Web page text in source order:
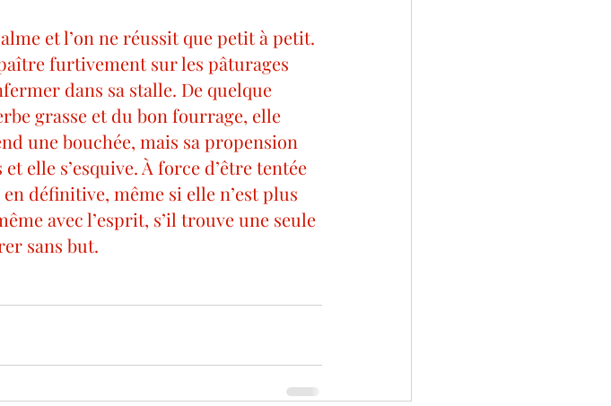
et l’on ne réussit que petit à petit.
furtivement sur les pâturages
dans sa stalle. De quelque
grasse et du bon fourrage, elle
une bouchée, mais sa propension
elle s’esquive. À force d’être tentée
définitive, même si elle n’est plus
avec l’esprit, s’il trouve une seule
sans but.